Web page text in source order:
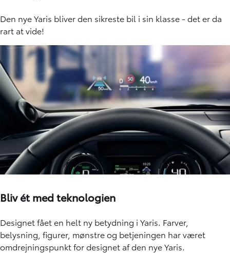
Den nye Yaris bliver den sikreste bil i sin klasse - det er da
rart at vide!
Bliv ét med teknologien
Designet fået en helt ny betydning i Yaris. Farver,
belysning, figurer, mønstre og betjeningen har været
omdrejningspunkt for designet af den nye Yaris.